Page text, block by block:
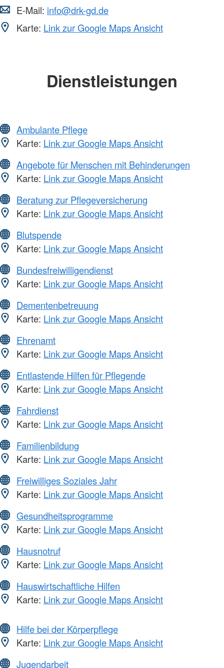
E-Mail: info@drk-gd.de
Karte: Link zur Google Maps Ansicht
Dienstleistungen
Ambulante Pflege
Karte: Link zur Google Maps Ansicht
Angebote für Menschen mit Behinderungen
Karte: Link zur Google Maps Ansicht
Beratung zur Pflegeversicherung
Karte: Link zur Google Maps Ansicht
Blutspende
Karte: Link zur Google Maps Ansicht
Bundesfreiwilligendienst
Karte: Link zur Google Maps Ansicht
Dementenbetreuung
Karte: Link zur Google Maps Ansicht
Ehrenamt
Karte: Link zur Google Maps Ansicht
Entlastende Hilfen für Pflegende
Karte: Link zur Google Maps Ansicht
Fahrdienst
Karte: Link zur Google Maps Ansicht
Familienbildung
Karte: Link zur Google Maps Ansicht
Freiwilliges Soziales Jahr
Karte: Link zur Google Maps Ansicht
Gesundheitsprogramme
Karte: Link zur Google Maps Ansicht
Hausnotruf
Karte: Link zur Google Maps Ansicht
Hauswirtschaftliche Hilfen
Karte: Link zur Google Maps Ansicht
Hilfe bei der Körperpflege
Karte: Link zur Google Maps Ansicht
Jugendarbeit